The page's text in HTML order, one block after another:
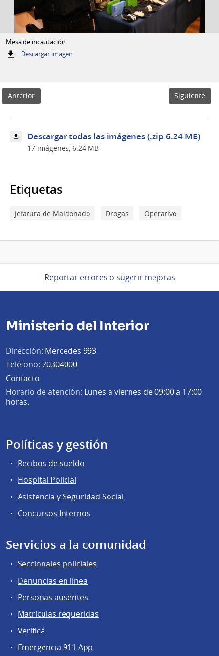
Mesa de incautación
Descargar imagen:
Anterior
Siguiente
Descargar todas las imágenes (.zip 6.24 MB)
17 imágenes, 6.24 MB
Etiquetas
Jefatura de Maldonado Drogas Operativo
Reportar errores o sugerir mejoras
Ministerio del Interior
Dirección: Mercedes 993
Teléfono: 20304000
Contacto
Horario de atención: Lunes a viernes de 09:00 a 17:00
horas.
Políticas y gestión
Recibos de sueldo
Hospital Policial
Asistencia y Seguridad Social
Concursos Internos
Servicios a la comunidad
Seccionales policiales
Denuncias en línea
Personas ausentes
Matrículas requeridas
Verificá
Emergencia 911 App